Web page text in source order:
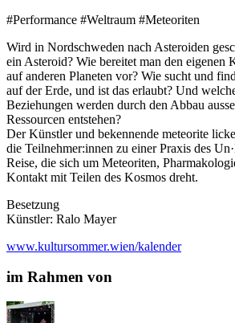
#Performance #Weltraum #Meteoriten
Wird in Nordschweden nach Asteroiden
ein Asteroid? Wie bereitet man den eigenen
auf anderen Planeten vor? Wie sucht und
auf der Erde, und ist das erlaubt? Und
Beziehungen werden durch den Abbau
Ressourcen entstehen?
Der Künstler und bekennende meteorite
die Teilnehmer:innen zu einer Praxis des
Reise, die sich um Meteoriten,
Kontakt mit Teilen des Kosmos dreht.
Besetzung
Künstler: Ralo Mayer
www.kultursommer.wien/kalender
im Rahmen von